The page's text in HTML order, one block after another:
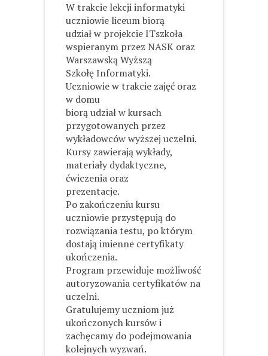
W trakcie lekcji informatyki
uczniowie liceum biorą
udział w projekcie ITszkoła
wspieranym przez NASK oraz
Warszawską Wyższą
Szkołę Informatyki.
Uczniowie w trakcie zajęć oraz
w domu
biorą udział w kursach
przygotowanych przez
wykładowców wyższej uczelni.
Kursy zawierają wykłady,
materiały dydaktyczne,
ćwiczenia oraz
prezentacje.
Po zakończeniu kursu
uczniowie przystępują do
rozwiązania testu, po którym
dostają imienne certyfikaty
ukończenia.
Program przewiduje możliwość
autoryzowania certyfikatów na
uczelni.
Gratulujemy uczniom już
ukończonych kursów i
zachęcamy do podejmowania
kolejnych wyzwań.